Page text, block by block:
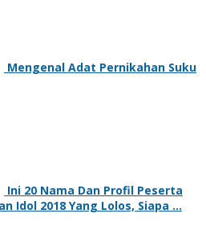
Mengenal Adat Pernikahan Suku
Ini 20 Nama Dan Profil Peserta
Idol 2018 Yang Lolos, Siapa …